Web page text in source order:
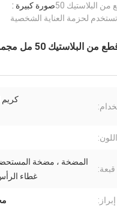
صورة كبيرة :تصميم فوجيش 7 قطع من البلاستيك 50
لحزمة العناية الشخصية
كريم
اللون:
قبعة:
المضخة ، مضخة
غطاء
إبراز: